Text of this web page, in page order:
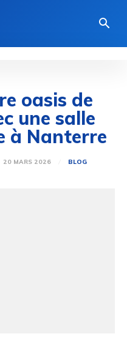
oasis de
une salle
à Nanterre
20 MARS 2026 BLOG